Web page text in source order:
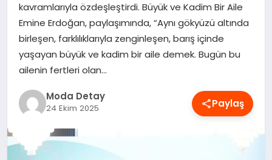
MAGAZIN
SAĞLIK
SPOR
TEKNOLOJI
kavramlarıyla özdeşleştirdi. Büyük ve Kadim Bir Aile
Emine Erdoğan, paylaşımında, “Aynı gökyüzü altında
birleşen, farklılıklarıyla zenginleşen, barış içinde
yaşayan büyük ve kadim bir aile demek. Bugün bu
ailenin fertleri olan…
Moda Detay
24 Ekim 2025 Paylaş